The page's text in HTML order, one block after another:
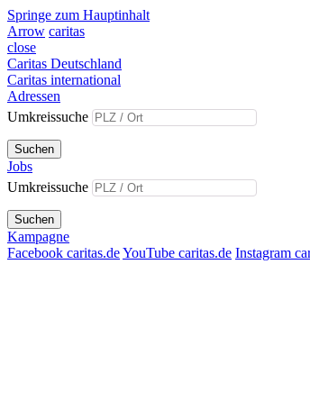
Springe zum Hauptinhalt
Arrow caritas
close
Caritas Deutschland
Caritas international
Adressen
Umkreissuche
Suchen
Jobs
Umkreissuche
Suchen
Kampagne
Facebook caritas.deYouTube caritas.de Instagram